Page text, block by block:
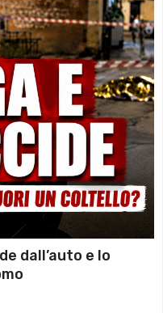
dall’auto e lo